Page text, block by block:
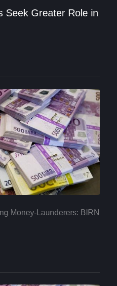
Seek Greater Role in
Money-Launderers: BIRN